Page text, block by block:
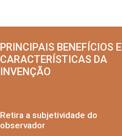
PRINCIPAIS BENEFÍCIOS E
CARACTERÍSTICAS DA
INVENÇÃO
Retira a subjetividade do
observador